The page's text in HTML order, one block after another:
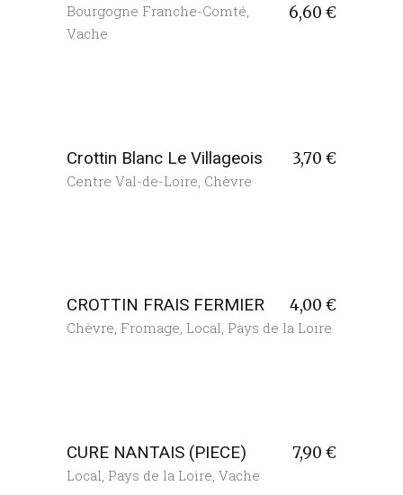
6,60 €
Bourgogne Franche-Comté,
Vache
Crottin Blanc Le Villageois 3,70 €
Centre Val-de-Loire Chèvre
CROTTIN FRAIS FERMIER 4,00 €
Chèvre, Fromage, Local, Pays de la Loire
CURE NANTAIS (PIECE) 7,90 €
Local Pays de la Loire Vache